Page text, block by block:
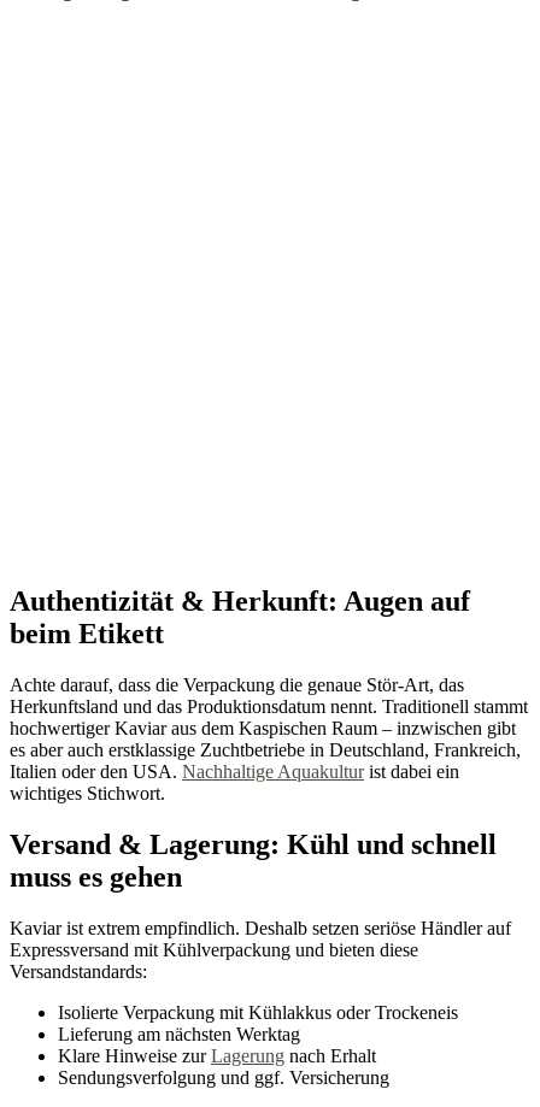
Authentizität & Herkunft: Augen auf
beim Etikett
Achte darauf, dass die Verpackung die genaue Stör-Art, das
Herkunftsland und das Produktionsdatum nennt. Traditionell stammt
hochwertiger Kaviar aus dem Kaspischen Raum – inzwischen gibt
es aber auch erstklassige Zuchtbetriebe in Deutschland, Frankreich,
Italien oder den USA. Nachhaltige Aquakulturist dabei ein
wichtiges Stichwort.
Versand & Lagerung: Kühl und schnell
muss es gehen
Kaviar ist extrem empfindlich. Deshalb setzen seriöse Händler auf
Expressversand mit Kühlverpackung und bieten diese
Versandstandards:
Isolierte Verpackung mit Kühlakkus oder Trockeneis
Lieferung am nächsten Werktag
Klare Hinweise zurLagerung nach Erhalt
Sendungsverfolgung und ggf. Versicherung